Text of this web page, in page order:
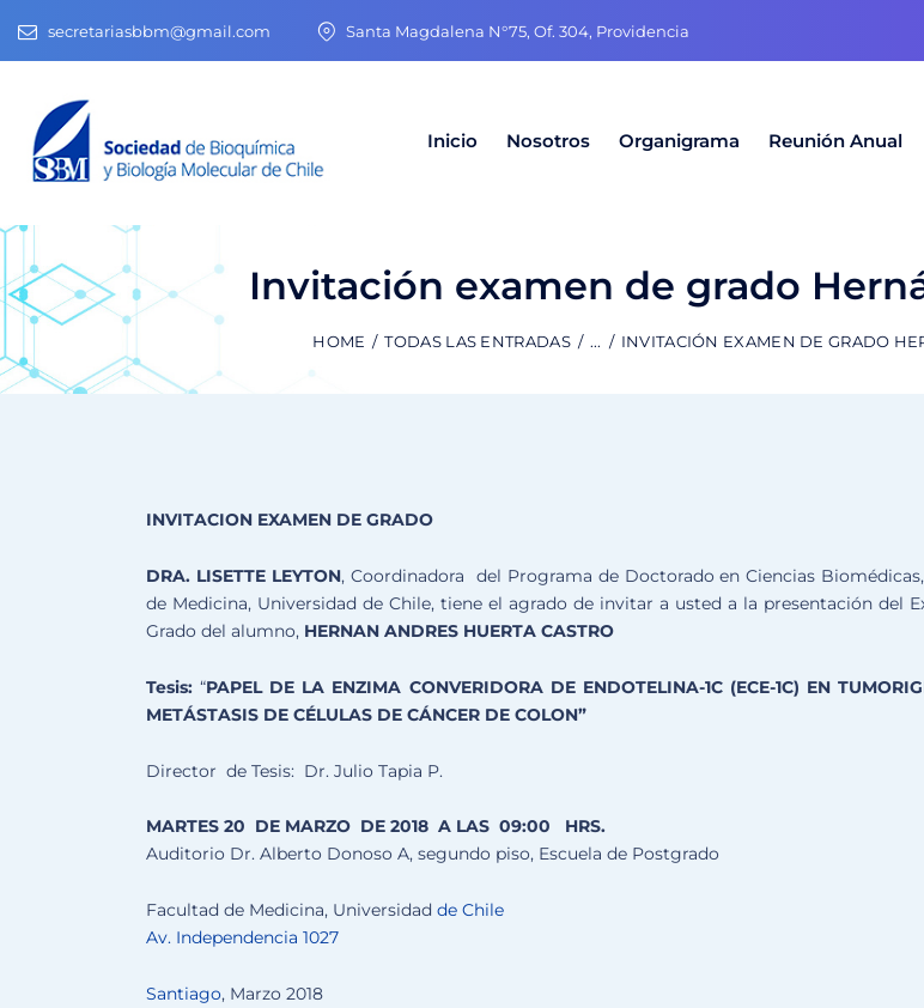
secretariasbbm@gmail.com Santa Magdalena N°75, Of. 304, Providencia
Inicio Nosotros Organigrama Reunión Anual
Invitación examen de grado
HOME TODAS LAS ENTRADAS ... INVITACIÓN EXAMEN DE GRADO
INVITACION EXAMEN DE GRADO
DRA. LISETTE LEYTON, Coordinadora del Programa de Doctorado en Ciencias
de Medicina, Universidad de Chile, tiene el agrado de invitar a usted a la presentación del
Grado del alumno, HERNAN ANDRES HUERTA CASTRO
Tesis:“PAPEL DE LA ENZIMA CONVERIDORA DE ENDOTELINA-1C (ECE-1C) EN
METÁSTASIS DE CÉLULAS DE CÁNCER DE COLON”
Director de Tesis: Dr. Julio Tapia P.
MARTES 20 DE MARZO DE 2018 A LAS 09:00 HRS.
Auditorio Dr. Alberto Donoso A, segundo piso, Escuela de Postgrado
Facultad de Medicina, Universidad de Chile
Av. Independencia 1027
Santiago, Marzo 2018